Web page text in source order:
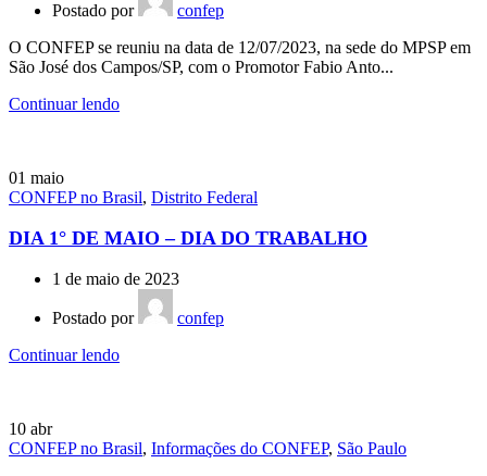
Postado por
confep
O CONFEP se reuniu na data de 12/07/2023, na sede do MPSP em
São José dos Campos/SP, com o Promotor Fabio Anto...
Continuar lendo
01 maio
CONFEP no Brasil, Distrito Federal
DIA 1° DE MAIO – DIA DO TRABALHO
1 de maio de 2023
Postado por
confep
Continuar lendo
10 abr
CONFEP no Brasil, Informações do CONFEP, São Paulo